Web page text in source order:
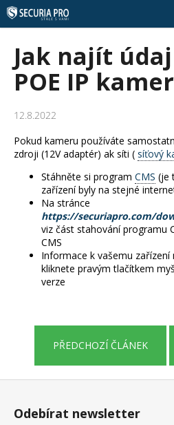
Přejít
na
obsah
Jak najít
POE IP
12.8.2022
Pokud kameru používáte
zdroji (12V adaptér) ak síti ( síťový
Stáhněte si program CMS (je
zařízení byly na stejné
Na stránce
https://securiapro.com/
viz část stahování programu
CMS
Informace k vašemu zařízení
kliknete pravým tlačítkem
verze
PŘEDCHOZÍ ČLÁNEK
K
o
C
o
p
t
ř
t
Z
Odebírat newsletter